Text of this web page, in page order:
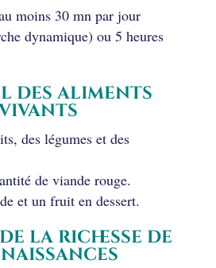
moins 30 mn par jour
dynamique) ou 5 heures
des aliments
des légumes et des
de viande rouge.
et un fruit en dessert.
la richesse de